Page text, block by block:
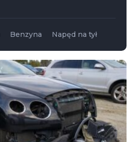
Benzyna Napęd na tył